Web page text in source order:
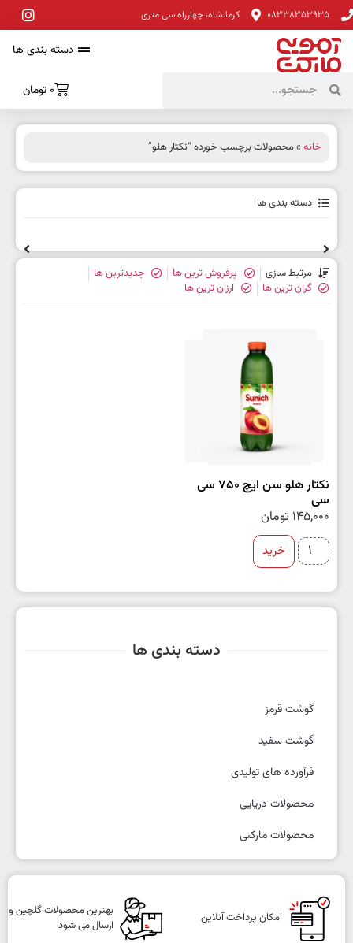
08338353935 کرمانشاه، چهارراه سی متری
دسته بندی ها
0 تومان
دسته بندی ها
گوشت قرمز
گوشت سفید
فرآورده های تولیدی
محصولات دریایی
محصولات مارکتی
خانه » محصولات برچسب خورده “نکتار هلو”
دسته بندی ها
مرتبط سازی پرفروش ترین ها
جدیدترین ها
گران ترین ها
ارزان ترین ها
نکتار هلو سن ایچ 750 سی
سی
145,000 تومان
خرید
امکان پرداخت آنلاین
بهترین محصولات گلچین و
ارسال می شود